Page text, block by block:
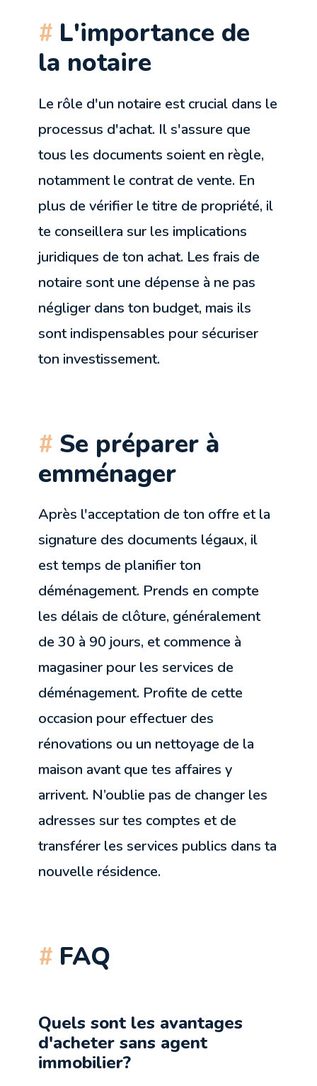
L'importance de
la notaire
Le rôle d'un notaire est crucial dans le
processus d'achat. Il s'assure que
tous les documents soient en règle,
notamment le contrat de vente. En
plus de vérifier le titre de propriété, il
te conseillera sur les implications
juridiques de ton achat. Les frais de
notaire sont une dépense à ne pas
négliger dans ton budget, mais ils
sont indispensables pour sécuriser
ton investissement.
Se préparer à
emménager
Après l'acceptation de ton offre et la
signature des documents légaux, il
est temps de planifier ton
déménagement. Prends en compte
les délais de clôture, généralement
de 30 à 90 jours, et commence à
magasiner pour les services de
déménagement. Profite de cette
occasion pour effectuer des
rénovations ou un nettoyage de la
maison avant que tes affaires y
arrivent. N’oublie pas de changer les
adresses sur tes comptes et de
transférer les services publics dans ta
nouvelle résidence.
FAQ
Quels sont les avantages
d'acheter sans agent
immobilier?